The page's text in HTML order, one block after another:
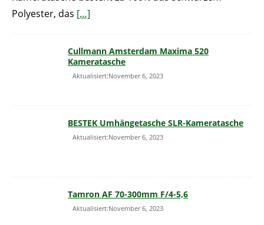
Polyester, das […]
Cullmann Amsterdam Maxima 520
Kameratasche
Aktualisiert:November 6, 2023
BESTEK Umhängetasche SLR-Kameratasche
Aktualisiert:November 6, 2023
Tamron AF 70-300mm F/4-5,6
Aktualisiert:November 6, 2023